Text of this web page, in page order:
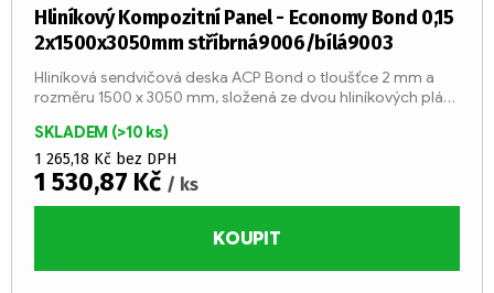
Hliníkový Kompozitní Panel - Economy Bond 0,15
2x1500x3050mm stříbrná9006/bílá9003
SKLADEM (>10 ks)
1 265,18 Kč bez DPH
1 530,87 Kč / ks
KOUPIT
Hliníková sendvičová deska ACP Bond o tloušťce 2 mm a
rozměru 1500 x 3050 mm, složená ze dvou hliníkových plátů
oheň...